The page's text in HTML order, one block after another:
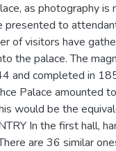
as photography is
presented to
of visitors have
the palace. The
and completed in
Palace amounted
would be the
In the first hall,
are 36 similar